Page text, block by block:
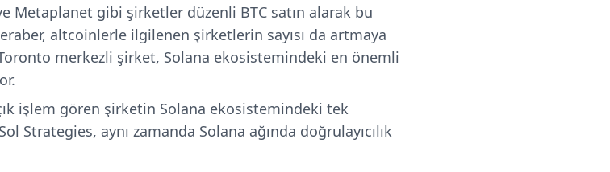
Metaplanet gibi şirketler düzenli BTC satın alarak bu
altcoinlerle ilgilenen şirketlerin sayısı da artmaya
merkezli şirket, Solana ekosistemindeki en önemli
işlem gören şirketin Solana ekosistemindeki tek
Strategies, aynı zamanda Solana ağında doğrulayıcılık